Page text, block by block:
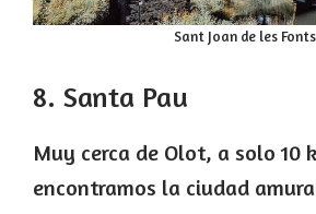
Sant Joan de les Fonts
8. Santa Pau
Muy cerca de Olot, a solo 10
encontramos la ciudad